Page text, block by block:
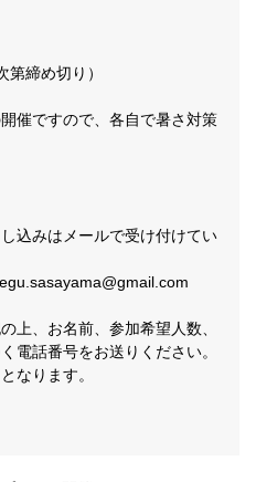
締め切り）
催ですので、各自で暑さ対策
込みはメールで受け付けてい
上、お名前、参加希望人数、
電話番号をお送りください。
なります。